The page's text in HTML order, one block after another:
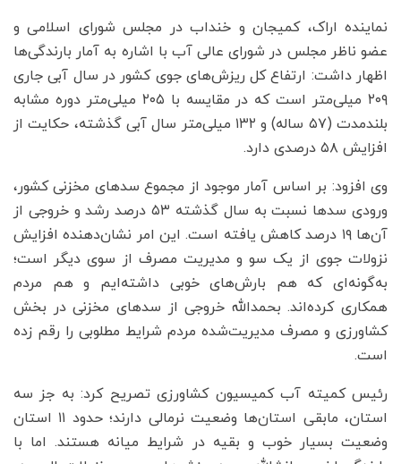
نماینده اراک، کمیجان و خنداب در مجلس شورای اسلامی و
عضو ناظر مجلس در شورای عالی آب با اشاره به آمار بارندگی‌ها
اظهار داشت: ارتفاع کل ریزش‌های جوی کشور در سال آبی جاری
۲۰۹ میلی‌متر است که در مقایسه با ۲۰۵ میلی‌متر دوره مشابه
بلندمدت (۵۷ ساله) و ۱۳۲ میلی‌متر سال آبی گذشته، حکایت از
افزایش ۵۸ درصدی دارد.
وی افزود: بر اساس آمار موجود از مجموع سدهای مخزنی کشور،
ورودی سدها نسبت به سال گذشته ۵۳ درصد رشد و خروجی از
آن‌ها ۱۹ درصد کاهش یافته است. این امر نشان‌دهنده افزایش
نزولات جوی از یک سو و مدیریت مصرف از سوی دیگر است؛
به‌گونه‌ای که هم بارش‌های خوبی داشته‌ایم و هم مردم
همکاری کرده‌اند. بحمدالله خروجی از سدهای مخزنی در بخش
کشاورزی و مصرف مدیریت‌شده مردم شرایط مطلوبی را رقم زده
است.
رئیس کمیته آب کمیسیون کشاورزی تصریح کرد: به جز سه
استان، مابقی استان‌ها وضعیت نرمالی دارند؛ حدود ۱۱ استان
وضعیت بسیار خوب و بقیه در شرایط میانه هستند. اما با